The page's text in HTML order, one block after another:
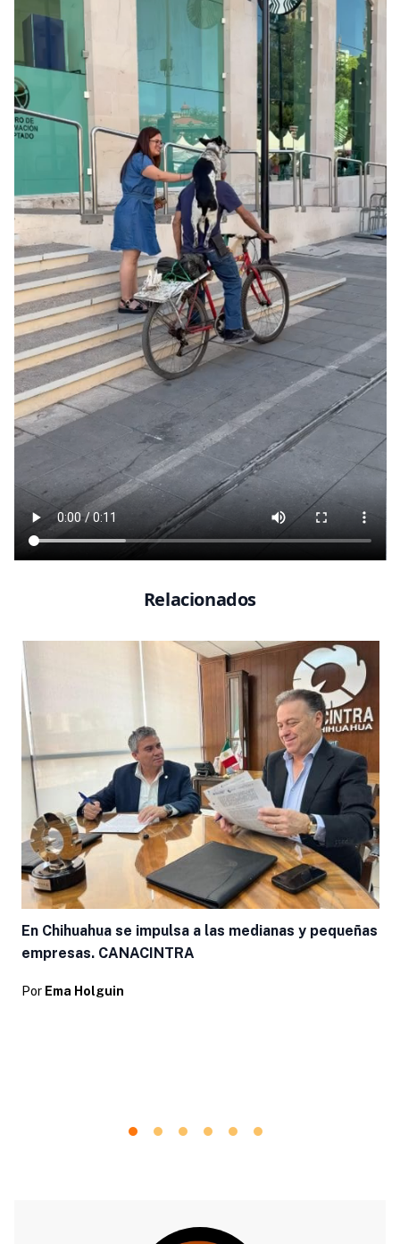
Relacionados
En Chihuahua se impulsa a las medianas y pequeñas
empresas. CANACINTRA
Por Ema Holguin